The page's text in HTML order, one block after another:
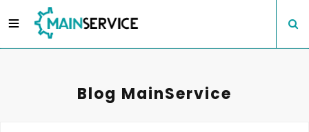
Blog MainService